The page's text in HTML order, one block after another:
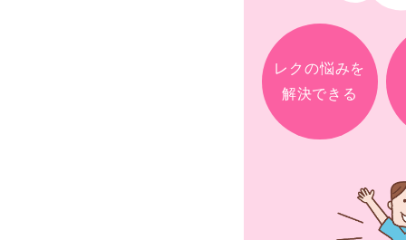
レクの悩みを
解決できる